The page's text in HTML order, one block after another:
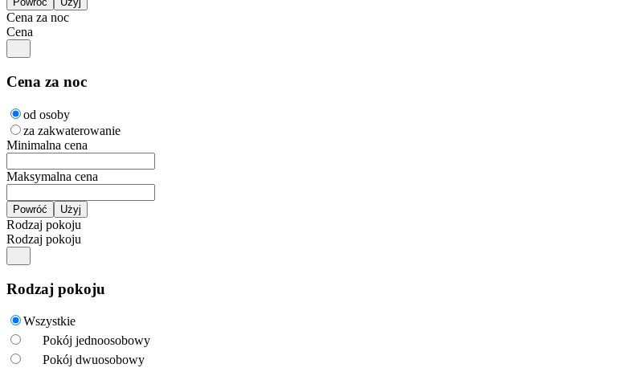
Cena za noc
Cena
Cena za noc
od osoby
za zakwaterowanie
Minimalna cena
Maksymalna cena
Rodzaj pokoju
Rodzaj pokoju
Rodzaj pokoju
Wszystkie
Pokój jednoosobowy
Pokój dwuosobowy